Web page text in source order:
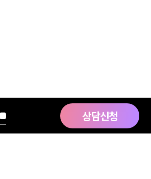
상담신청